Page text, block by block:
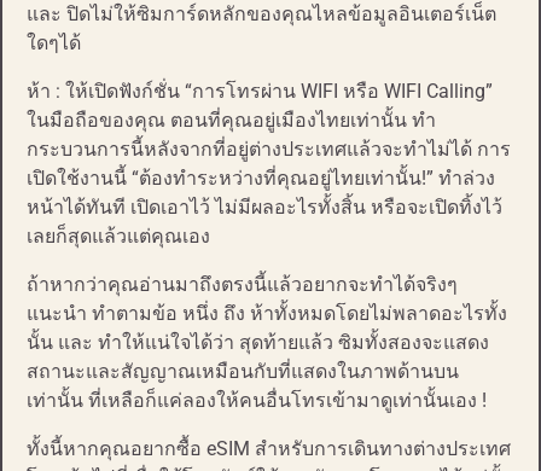
และ ปิดไม่ให้ซิมการ์ดหลักของคุณไหลข้อมูลอินเตอร์เน็ต
ใดๆได้
ห้า : ให้เปิดฟังก์ชั่น “การโทรผ่าน WIFI หรือ WIFI Calling”
ในมือถือของคุณ ตอนที่คุณอยู่เมืองไทยเท่านั้น ทำ
กระบวนการนี้หลังจากที่อยู่ต่างประเทศแล้วจะทำไม่ได้ การ
เปิดใช้งานนี้ “ต้องทำระหว่างที่คุณอยู่ไทยเท่านั้น!” ทำล่วง
หน้าได้ทันที เปิดเอาไว้ ไม่มีผลอะไรทั้งสิ้น หรือจะเปิดทิ้งไว้
เลยก็สุดแล้วแต่คุณเอง
ถ้าหากว่าคุณอ่านมาถึงตรงนี้แล้วอยากจะทำได้จริงๆ
แนะนำ ทำตามข้อ หนึ่ง ถึง ห้าทั้งหมดโดยไม่พลาดอะไรทั้ง
นั้น และ ทำให้แน่ใจได้ว่า สุดท้ายแล้ว ซิมทั้งสองจะแสดง
สถานะและสัญญาณเหมือนกับที่แสดงในภาพด้านบน
เท่านั้น ที่เหลือก็แค่ลองให้คนอื่นโทรเข้ามาดูเท่านั้นเอง !
ทั้งนี้หากคุณอยากซื้อ eSIM สำหรับการเดินทางต่างประเทศ